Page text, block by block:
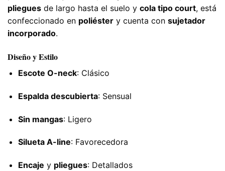
pliegues de largo hasta el suelo y cola tipo court, está
confeccionado en poliéster y cuenta con sujetador
incorporado.
Diseño y Estilo
Escote O-neck: Clásico
Espalda descubierta: Sensual
Sin mangas: Ligero
Silueta A-line: Favorecedora
Encaje y pliegues: Detallados